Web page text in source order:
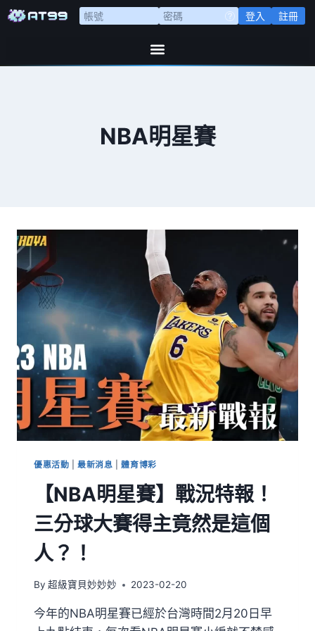
登入 註冊
NBA明星賽
優惠活動 |最新消息 |體育博彩
【NBA明星賽】戰況特報！
三分球大賽得主竟然是這個
人？！
By 超級寶貝妙妙妙 2023-02-20
今年的NBA明星賽已經於台灣時間2月20日早